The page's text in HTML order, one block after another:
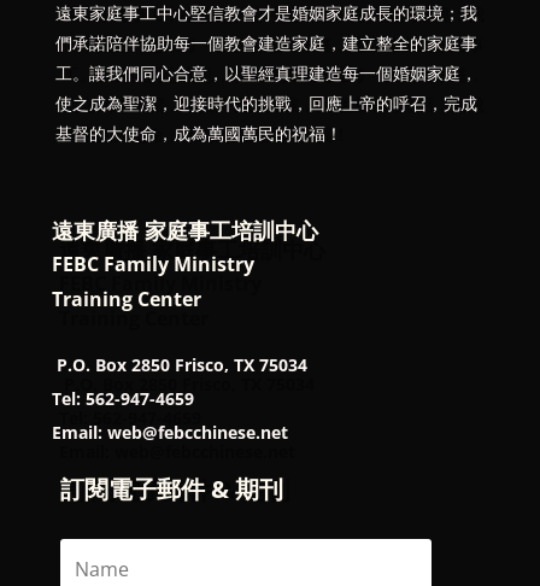
遠東家庭事工中心堅信教會才是婚姻家庭成長的環境；我
們承諾陪伴協助每一個教會建造家庭，建立整全的家庭事
工。讓我們同心合意，以聖經真理建造每一個婚姻家庭，
使之成為聖潔，迎接時代的挑戰，回應上帝的呼召，完成
基督的大使命，成為萬國萬民的祝福！
遠東廣播 家庭事工培訓中心
FEBC Family Ministry
Training Center
P.O. Box 2850 Frisco, TX 75034
Tel: 562-947-4659
Email: web@febcchinese.net
訂閱電子郵件 & 期刊